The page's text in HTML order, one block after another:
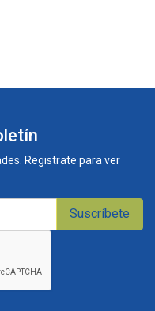
Registrate para ver
Suscríbete